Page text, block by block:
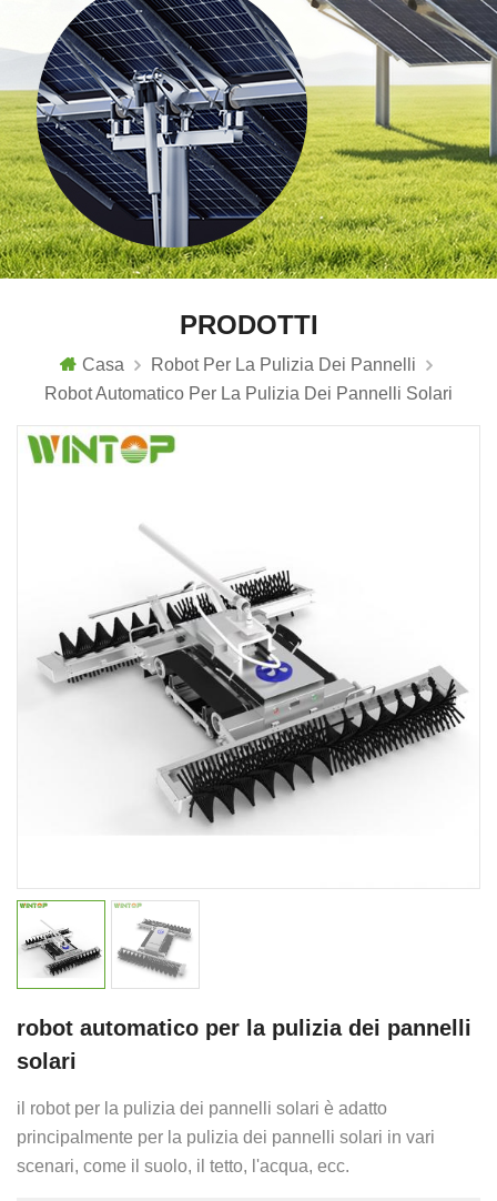
PRODOTTI
Casa
Robot Per La Pulizia Dei Pannelli
Robot Automatico Per La Pulizia Dei Pannelli Solari
robot automatico per la pulizia dei pannelli
solari
il robot per la pulizia dei pannelli solari è adatto
principalmente per la pulizia dei pannelli solari in vari
scenari, come il suolo, il tetto, l'acqua, ecc.